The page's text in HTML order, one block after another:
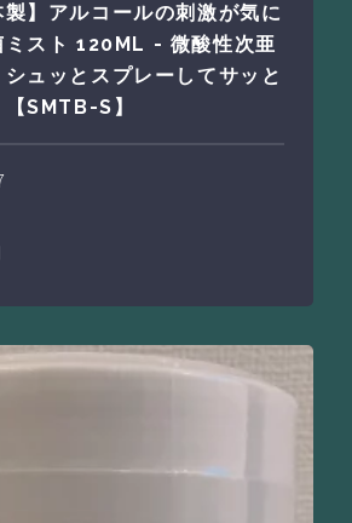
】アルコールの刺激が気に
ミスト 120ML - 微酸性次亜
ュッとスプレーしてサッと
SMTB-S】